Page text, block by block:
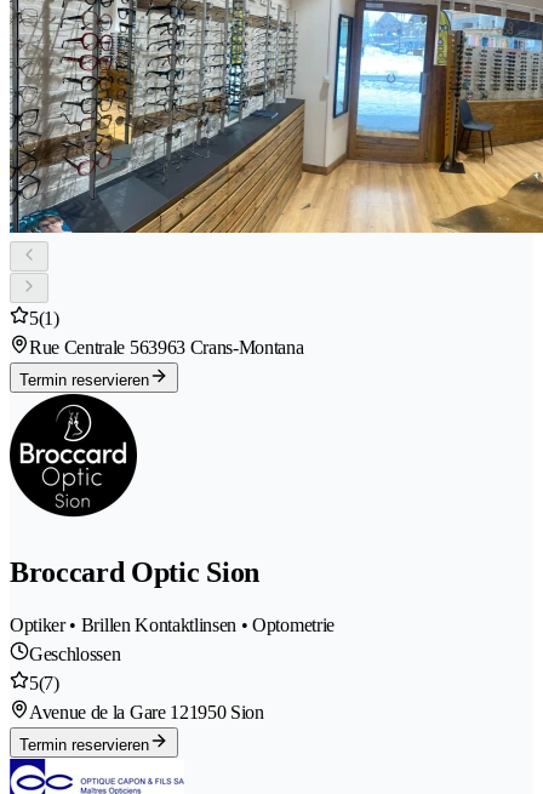
5(1)
Rue Centrale 563963 Crans-Montana
Termin reservieren
Broccard Optic Sion
Optiker • Brillen Kontaktlinsen • Optometrie
Geschlossen
5(7)
Avenue de la Gare 121950 Sion
Termin reservieren